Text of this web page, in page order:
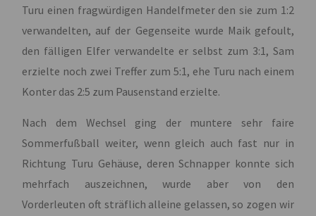
Turu einen fragwürdigen Handelfmeter den sie zum 1:2
verwandelten, auf der Gegenseite wurde Maik gefoult,
den fälligen Elfer verwandelte er selbst zum 3:1, Sam
erzielte noch zwei Treffer zum 5:1, ehe Turu nach einem
Konter das 2:5 zum Pausenstand erzielte.
Nach dem Wechsel ging der muntere sehr faire
Sommerfußball weiter, wenn gleich auch fast nur in
Richtung Turu Gehäuse, deren Schnapper konnte sich
mehrfach auszeichnen, wurde aber von den
Vorderleuten oft sträflich alleine gelassen, so zogen wir